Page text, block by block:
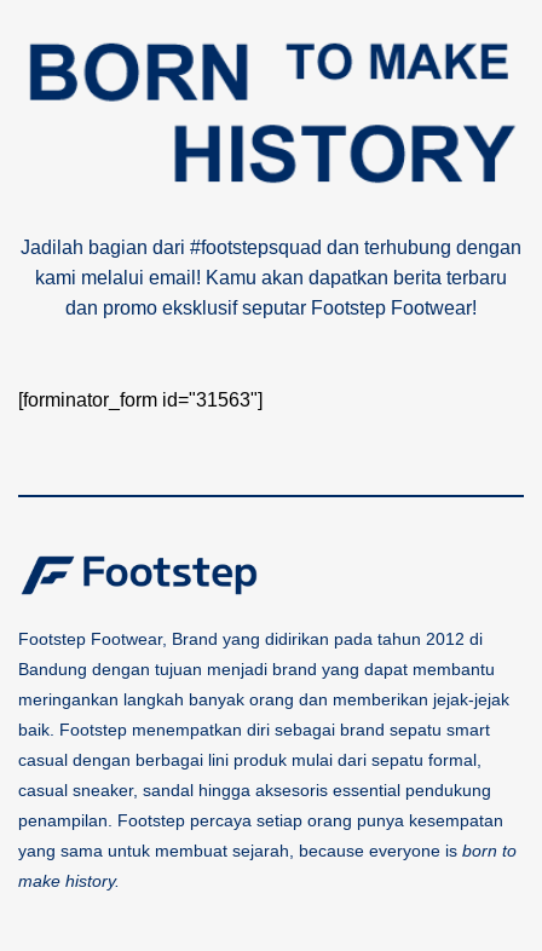
Jadilah bagian dari #footstepsquad dan terhubung dengan
kami melalui email! Kamu akan dapatkan berita terbaru
dan promo eksklusif seputar Footstep Footwear!
[forminator_form id="31563"]
Footstep Footwear, Brand yang didirikan pada tahun 2012 di
Bandung dengan tujuan menjadi brand yang dapat membantu
meringankan langkah banyak orang dan memberikan jejak-jejak
baik. Footstep menempatkan diri sebagai brand sepatu smart
casual dengan berbagai lini produk mulai dari sepatu formal,
casual sneaker, sandal hingga aksesoris essential pendukung
penampilan. Footstep percaya setiap orang punya kesempatan
yang sama untuk membuat sejarah, because everyone is born to
make history.